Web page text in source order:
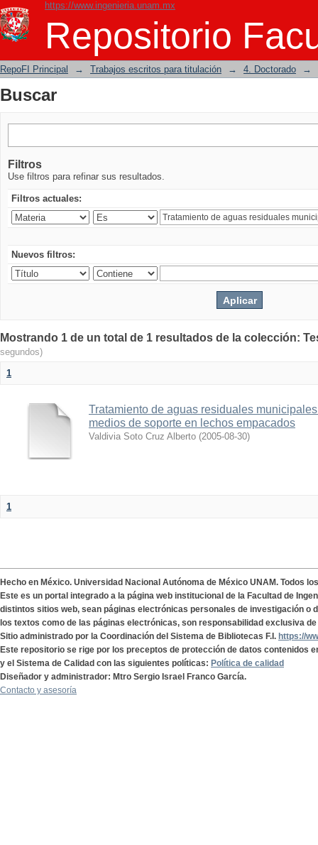
https://www.ingenieria.unam.mx
Repositorio
Buscar
RepoFI Principal → Trabajos escritos para titulación → 4. Doctorado →
Buscar
Filtros
Use filtros para refinar sus resultados.
Filtros actuales:
Nuevos filtros:
Mostrando 1 de un total de 1 resultados de la colección:
segundos)
1
Tratamiento de aguas residuales
medios de soporte en lechos empacados
Valdivia Soto Cruz Alberto (2005-08-30)
1
Hecho en México. Universidad Nacional Autónoma de México UNAM. Todos
Este es un portal integrado a la página web institucional de la Facultad de
distintos sitios web, sean páginas electrónicas personales de investigación o
los textos como de las páginas electrónicas, son responsabilidad exclusiva
Sitio administrado por la Coordinación del Sistema de Bibliotecas F.I. https://
Este repositorio se rige por los preceptos de protección de datos contenidos
y el Sistema de Calidad con las siguientes políticas: Política de calidad
Diseñador y administrador: Mtro Sergio Israel Franco García.
Contacto y asesoría